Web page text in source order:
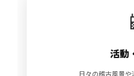
活動
日々の稽古風景や